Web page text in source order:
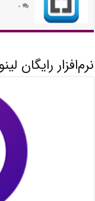
۰
نرم‌افزار رایگان